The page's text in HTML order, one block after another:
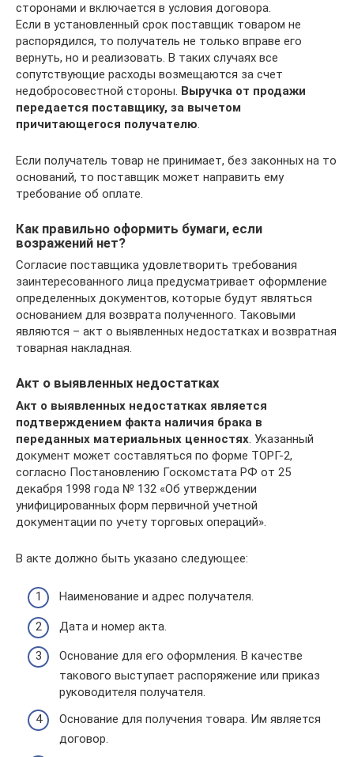
сторонами и включается в условия договора.
Если в установленный срок поставщик товаром не
распорядился, то получатель не только вправе его
вернуть, но и реализовать. В таких случаях все
сопутствующие расходы возмещаются за счет
недобросовестной стороны. Выручка от продажи
передается поставщику, за вычетом
причитающегося получателю.
Если получатель товар не принимает, без законных на то
оснований, то поставщик может направить ему
требование об оплате.
Как правильно оформить бумаги, если
возражений нет?
Согласие поставщика удовлетворить требования
заинтересованного лица предусматривает оформление
определенных документов, которые будут являться
основанием для возврата полученного. Таковыми
являются – акт о выявленных недостатках и возвратная
товарная накладная.
Акт о выявленных недостатках
Акт о выявленных недостатках является
подтверждением факта наличия брака в
переданных материальных ценностях . Указанный
документ может составляться по форме ТОРГ-2,
согласно Постановлению Госкомстата РФ от 25
декабря 1998 года № 132 «Об утверждении
унифицированных форм первичной учетной
документации по учету торговых операций».
В акте должно быть указано следующее:
Наименование и адрес получателя.
Дата и номер акта.
Основание для его оформления. В качестве
такового выступает распоряжение или приказ
руководителя получателя.
Основание для получения товара. Им является
договор.